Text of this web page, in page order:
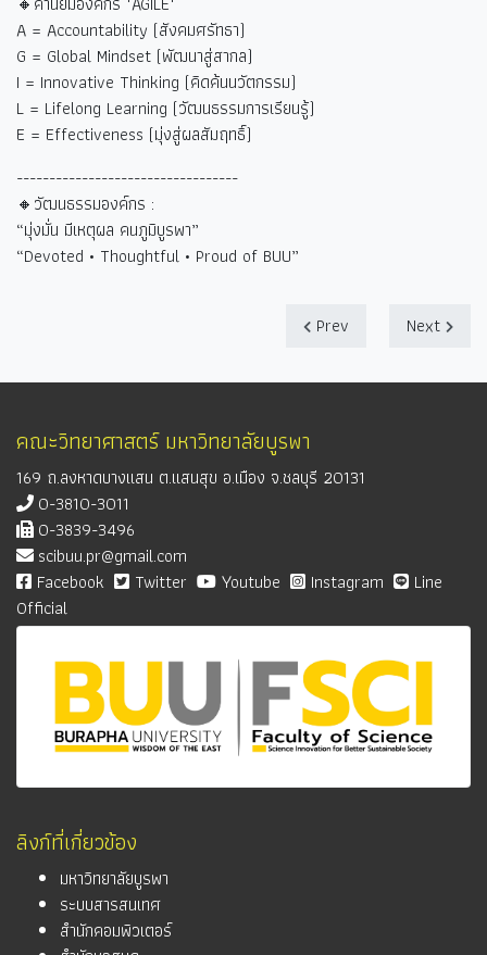
A = Accountability (สังคมศรัทธา)
G = Global Mindset (พัฒนาสู่สากล)
I = Innovative Thinking (คิดค้นนวัตกรรม)
L = Lifelong Learning (วัฒนธรรมการเรียนรู้)
E = Effectiveness (มุ่งสู่ผลสัมฤทธิ์)
----------------------------------
🔸วัฒนธรรมองค์กร :
“มุ่งมั่น มีเหตุผล คนภูมิบูรพา”
“Devoted • Thoughtful • Proud of BUU”
Prev Next
คณะวิทยาศาสตร์ มหาวิทยาลัยบูรพา
169 ถ.ลงหาดบางแสน ต.แสนสุข อ.เมือง จ.ชลบุรี 20131
0-3810-3011
0-3839-3496
scibuu.pr@gmail.com
Facebook
Twitter Youtube Instagram
Line
Official
ลิงก์ที่เกี่ยวข้อง
มหาวิทยาลัยบูรพา
ระบบสารสนเทศ
สำนักคอมพิวเตอร์